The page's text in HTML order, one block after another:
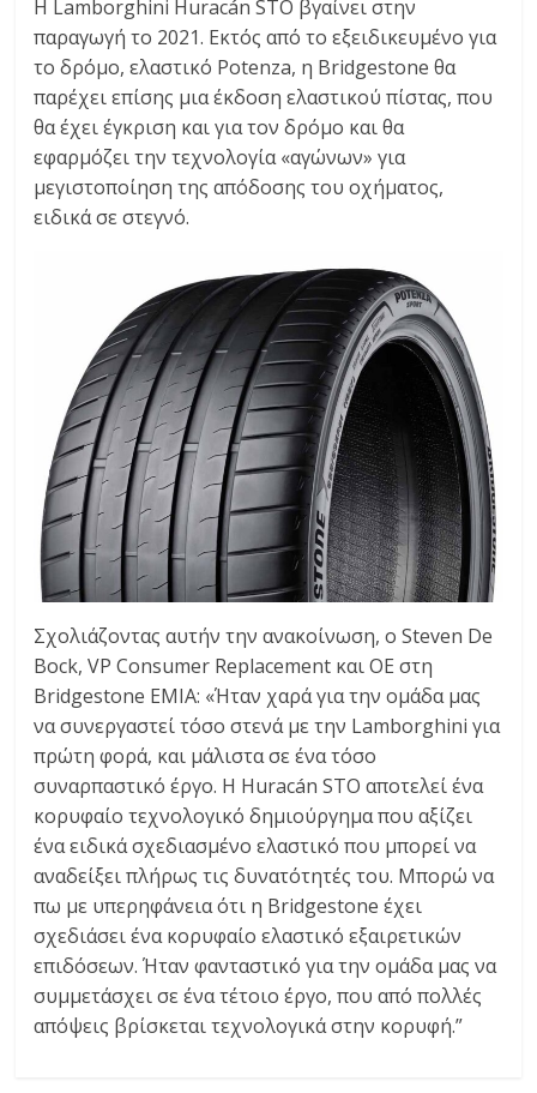
Η Lamborghini Huracán STO βγαίνει στην
παραγωγή το 2021. Εκτός από το εξειδικευμένο για
το δρόμο, ελαστικό Potenza, η Bridgestone θα
παρέχει επίσης μια έκδοση ελαστικού πίστας, που
θα έχει έγκριση και για τον δρόμο και θα
εφαρμόζει την τεχνολογία «αγώνων» για
μεγιστοποίηση της απόδοσης του οχήματος,
ειδικά σε στεγνό.
Σχολιάζοντας αυτήν την ανακοίνωση, ο Steven De
Bock, VP Consumer Replacement και OE στη
Bridgestone EMIA: «Ήταν χαρά για την ομάδα μας
να συνεργαστεί τόσο στενά με την Lamborghini για
πρώτη φορά, και μάλιστα σε ένα τόσο
συναρπαστικό έργο. Η Huracán STO αποτελεί ένα
κορυφαίο τεχνολογικό δημιούργημα που αξίζει
ένα ειδικά σχεδιασμένο ελαστικό που μπορεί να
αναδείξει πλήρως τις δυνατότητές του. Μπορώ να
πω με υπερηφάνεια ότι η Bridgestone έχει
σχεδιάσει ένα κορυφαίο ελαστικό εξαιρετικών
επιδόσεων. Ήταν φανταστικό για την ομάδα μας να
συμμετάσχει σε ένα τέτοιο έργο, που από πολλές
απόψεις βρίσκεται τεχνολογικά στην κορυφή.”